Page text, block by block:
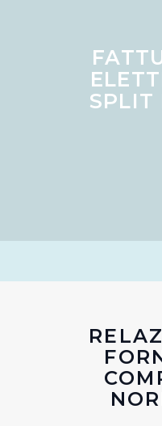
Cliccando su
direttamente le proprie
singoli cookie
la sola eccezione dei
tracciamento ad
SPLIT